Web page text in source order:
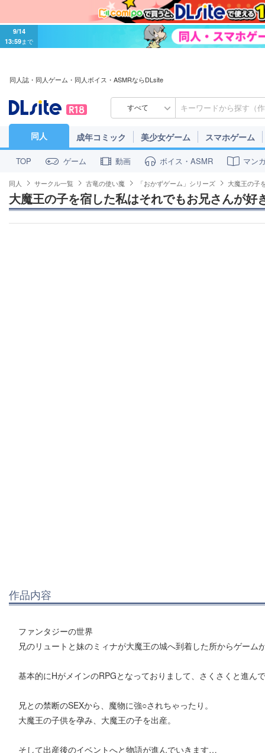
9/14
13:59まで
同人誌・同人ゲーム・同人ボイス・ASMRならDLsite
すべて
同人 成年コミック 美少女ゲーム スマホゲーム
TOP ゲーム 動画 ボイス・ASMR マン
同人 サークル一覧 古竜の使い魔 「おかずゲーム」シリーズ 大魔王の子
大魔王の子を宿した私はそれでもお兄さんが好
作品内容
ファンタジーの世界
兄のリュートと妹のミィナが大魔王の城へ到着した所からゲーム
基本的にHがメインのRPGとなっておりまして、さくさくと進ん
兄との禁断のSEXから、魔物に強○されちゃったり。
大魔王の子供を孕み、大魔王の子を出産。
そして出産後のイベントへと物語が進んでいきます…